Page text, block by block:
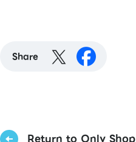
Share
Return to Only Shop